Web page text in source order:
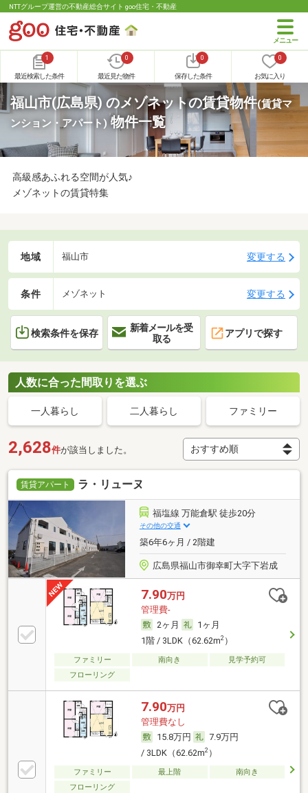
NTTグループ運営の不動産総合サイト goo住宅・不動産
1
最近検索した条件
0
最近見た物件
0
保存した条件
0
お気に入り
福山市(広島県) のメゾネットの賃貸物件(賃貸マ
ンション・アパート) 物件一覧
高級感あふれる空間が人気♪
メゾネットの賃貸特集
地域 福山市 変更する
条件 メゾネット 変更する
検索条件を保存
新着メールを受
取る
アプリで探す
人数に合った間取りを選ぶ
一人暮らし 二人暮らし ファミリー
2,628件が該当しました。
賃貸アパート ラ・リューヌ
福塩線 万能倉駅 徒歩20分
その他の交通
築6年6ヶ月 / 2階建
広島県福山市御幸町大字下岩成
7.90万円
管理費-
2ヶ月
1ヶ月
1階 / 3LDK（62.62m2）
ファミリー 南向き
見学予約可
フローリング
7.90万円
管理費なし
15.8万円
7.9万円
/ 3LDK（62.62m2）
ファミリー 最上階
南向き
フローリング